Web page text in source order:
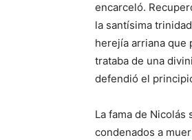
encarceló.
la santísima
herejía arriana que
trataba de una
defendió el
La fama de
condenados a